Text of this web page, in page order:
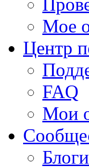
Мое
Центр
FAQ
Мои